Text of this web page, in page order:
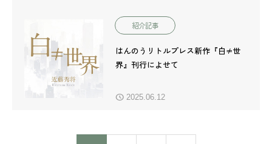
紹介記事
はんのうリトルプレス新作『白≠世
界』刊行によせて
2025.06.12